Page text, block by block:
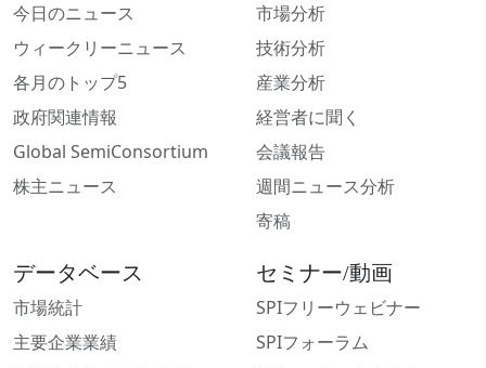
今日のニュース
ウィークリーニュース
各月のトップ5
政府関連情報
Global SemiConsortium
株主ニュース
市場分析
技術分析
産業分析
経営者に聞く
会議報告
週間ニュース分析
寄稿
データベース
市場統計
主要企業業績
セミナー/動画
SPIフリーウェビナー
SPIフォーラム